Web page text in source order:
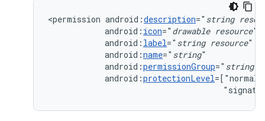
<permission android:description=" string
android: icon=" drawable resource
android: label=" string resource
android:name=" string
android:permissionGroup=" string
android:protectionLevel=["normal"